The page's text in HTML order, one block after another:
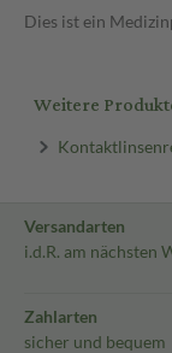
Dies ist ein
Weitere
Versandarten
i.d.R. am nächsten
Zahlarten
sicher und bequem